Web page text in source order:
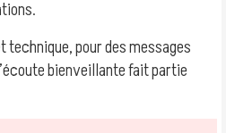
pour des messages
bienveillante fait partie